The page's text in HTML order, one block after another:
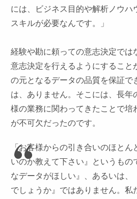
には、ビジネス目的や解析ノウハ
スキルが必要なんです。」
経験や勘に頼っての意志決定では
意志決定を行えるようにすること
の元となるデータの品質を保証で
は、ありません。そこには、長年
様の業務に関わってきたことで培
が不可欠だったのです。
「お客様からの引き合いのほとん
いのか教えて下さい』というもの
なデータがほしい』、あるいは、
でしょうか』ではありません。私